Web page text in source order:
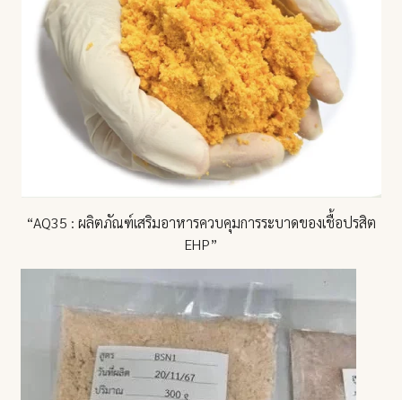
“AQ35 : ผลิตภัณฑ์เสริมอาหารควบคุมการระบาดของเชื้อปรสิต
EHP”